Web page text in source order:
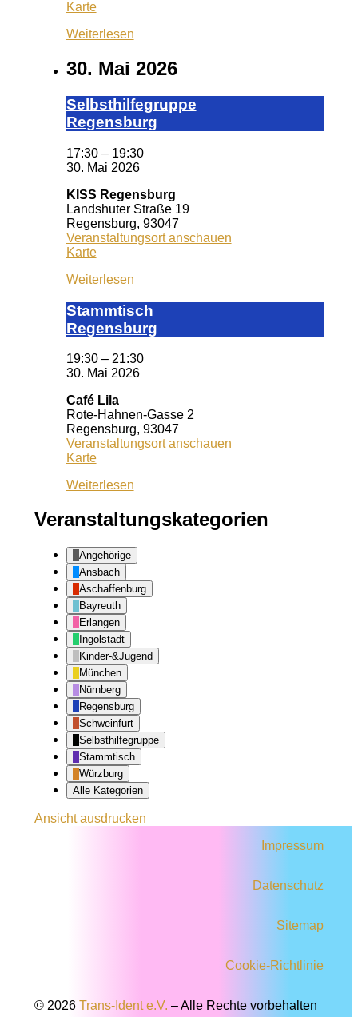
KarteBERU
Weiterlesen
30. Mai 2026
Selbst­hil­fe­grup­pe
Re­gens­burg
17:30 – 19:30
30. Mai 2026
KISS Regensburg
Landshuter Straße 19
Regensburg, 93047
Veranstaltungsort anschauen
KarteKISS
Weiterlesen
Stamm­tisch
Reg­ens­burg
19:30 – 21:30
30. Mai 2026
Café Lila
Rote-Hahnen-Gasse 2
Regensburg, 93047
Veranstaltungsort anschauen
KarteCafé
Weiterlesen
Veranstaltungskategorien
Angehörige
Ansbach
Aschaffenburg
Bayreuth
Erlangen
Ingolstadt
Kinder-&Jugend
München
Nürnberg
Regensburg
Schweinfurt
Selbsthilfegruppe
Stammtisch
Würzburg
Alle Kategorien
Ansichtausdrucken
Impressum
Datenschutz
Sitemap
Cookie-Richtlinie
© 2026 Trans-Ident e.V. – Alle Rechte vorbehalten